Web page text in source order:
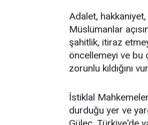
Adalet,
Müslümanlar
şahitlik, itiraz
öncellemeyi ve bu
zorunlu kıldığını
İstiklal
durduğu yer ve